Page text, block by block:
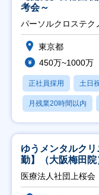
考会～
パーソルクロステク
東京都
450万~1000万
正社員採用 土日
月残業20時間以内
ゆうメンタルク
勤】（大阪梅田院
医療法人社団上桜会